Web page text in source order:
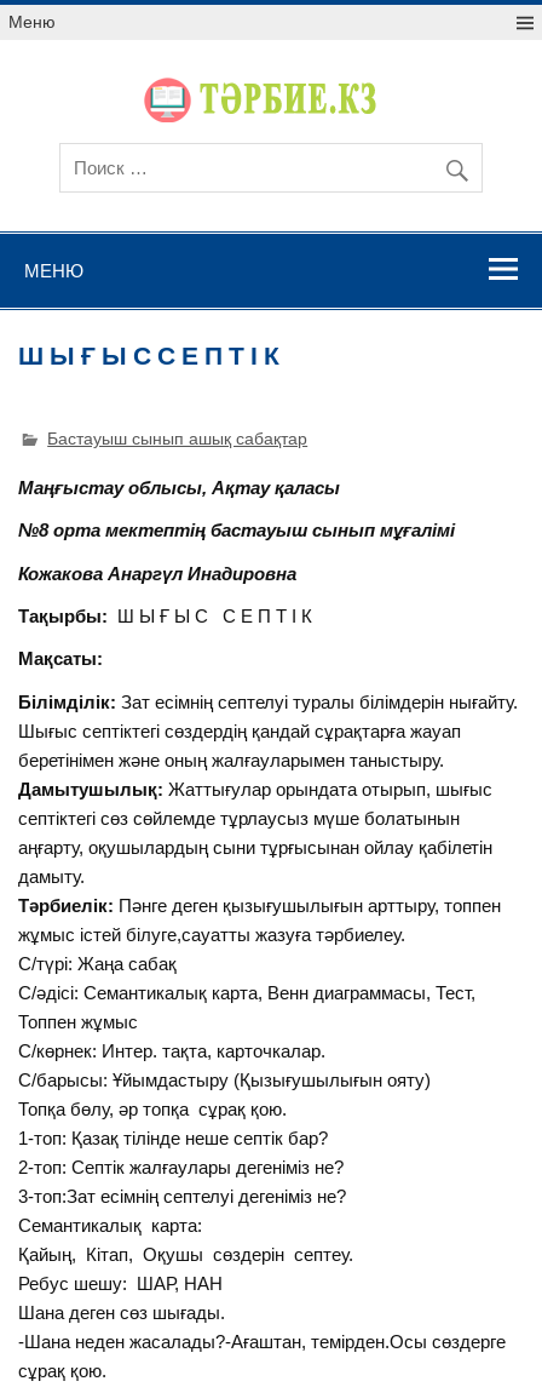
Меню
МЕНЮ
Ш Ы Ғ Ы С С Е П Т І К
Бастауыш сынып ашық сабақтар
Маңғыстау облысы, Ақтау қаласы
№8 орта мектептің бастауыш сынып мұғалімі
Кожакова Анаргүл Инадировна
Тақырбы: Ш Ы Ғ Ы С С Е П Т І К
Мақсаты:
Білімділік: Зат есімнің септелуі туралы білімдерін нығайту.
Шығыс септіктегі сөздердің қандай сұрақтарға жауап
беретінімен және оның жалғауларымен таныстыру.
Дамытушылық: Жаттығулар орындата отырып, шығыс
септіктегі сөз сөйлемде тұрлаусыз мүше болатынын
аңғарту, оқушылардың сыни тұрғысынан ойлау қабілетін
дамыту.
Тәрбиелік: Пәнге деген қызығушылығын арттыру, топпен
жұмыс істей білуге,сауатты жазуға тәрбиелеу.
С/түрі: Жаңа сабақ
С/әдісі: Семантикалық карта, Венн диаграммасы, Тест,
Топпен жұмыс
С/көрнек: Интер. тақта, карточкалар.
С/барысы: Ұйымдастыру (Қызығушылығын ояту)
Топқа бөлу, әр топқа сұрақ қою.
1-топ: Қазақ тілінде неше септік бар?
2-топ: Септік жалғаулары дегеніміз не?
3-топ:Зат есімнің септелуі дегеніміз не?
Семантикалық карта:
Қайың, Кітап, Оқушы сөздерін септеу.
Ребус шешу: ШАР, НАН
Шана деген сөз шығады.
-Шана неден жасалады?-Ағаштан, темірден.Осы сөздерге
сұрақ қою.